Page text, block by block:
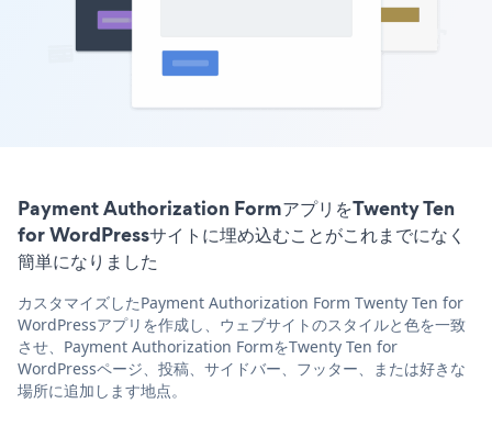
Payment Authorization FormアプリをTwenty Ten
for WordPressサイトに埋め込むことがこれまでになく
簡単になりました
カスタマイズしたPayment Authorization Form Twenty Ten for
WordPressアプリを作成し、ウェブサイトのスタイルと色を一致
させ、Payment Authorization FormをTwenty Ten for
WordPressページ、投稿、サイドバー、フッター、または好きな
場所に追加します地点。